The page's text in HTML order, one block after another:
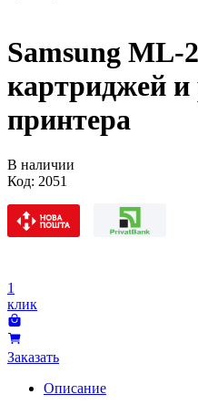
Samsung ML-
картриджей и
принтера
В наличии
Код: 2051
1
клик
Заказать
Описание